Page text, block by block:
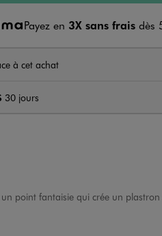
Payez en 3X sans fraisdès
à cet achat
30 jours
point fantaisie qui crée un plastron